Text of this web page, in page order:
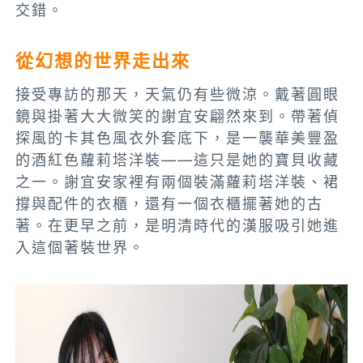
交錯。
從幻想的世界走出來
接受專訪的那天，天氣仍有些微涼。戴著圓眼
鏡與掛著大大微笑的謝宜安翩然來到。帶著偵
探風的卡其色風衣外套底下，是一襲華美豐盈
的酒紅色蘿莉塔洋裝——這只是她的寶貝收藏
之一。謝宜安家裡有兩個裝滿蘿莉塔洋裝、裙
撐與配件的衣櫃，還有一個衣櫃擺著她的古
著。在更早之前，是明清時代的漢服吸引她進
入這個著裝世界。